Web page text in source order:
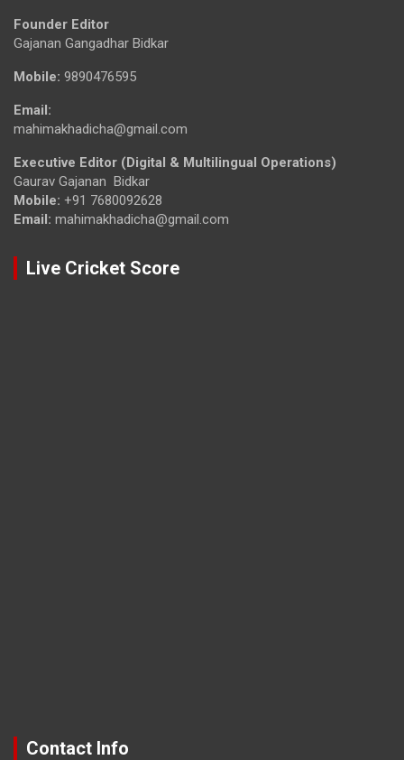
Founder Editor
Gajanan Gangadhar Bidkar
Mobile: 9890476595
Email:
mahimakhadicha@gmail.com
Executive Editor (Digital & Multilingual Operations)
Gaurav Gajanan Bidkar
Mobile: +91 7680092628
Email: mahimakhadicha@gmail.com
Live Cricket Score
Contact Info